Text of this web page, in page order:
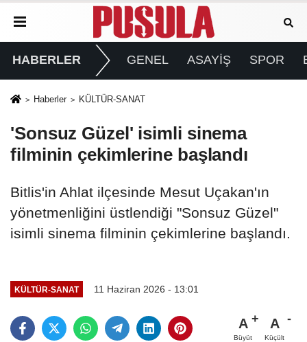
HABERLER GENEL ASAYİŞ SPOR
Haberler KÜLTÜR-SANAT
'Sonsuz Güzel' isimli sinema
filminin çekimlerine başlandı
Bitlis'in Ahlat ilçesinde Mesut Uçakan'ın
yönetmenliğini üstlendiği "Sonsuz Güzel"
isimli sinema filminin çekimlerine başlandı.
KÜLTÜR-SANAT 11 Haziran 2026 - 13:01
A
Büyüt
A
Küçült